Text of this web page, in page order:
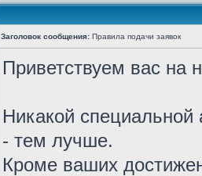
Заголовок сообщения: Правила подачи заявок
Приветствуем вас
Никакой
- тем лучше.
Кроме ваших